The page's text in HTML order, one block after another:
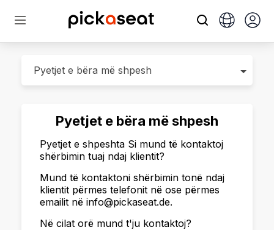
Pyetjet e bëra më shpesh
Pyetjet e shpeshta Si mund të kontaktoj
shërbimin tuaj ndaj klientit?
Mund të kontaktoni shërbimin tonë ndaj
klientit përmes telefonit në ose përmes
emailit në info@pickaseat.de.
Në cilat orë mund t'ju kontaktoj?